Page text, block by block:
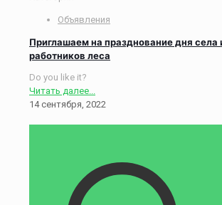
Объявления
Приглашаем на празднование дня села
работников леса
Do you like it?
Читать далее...
14 сентября, 2022